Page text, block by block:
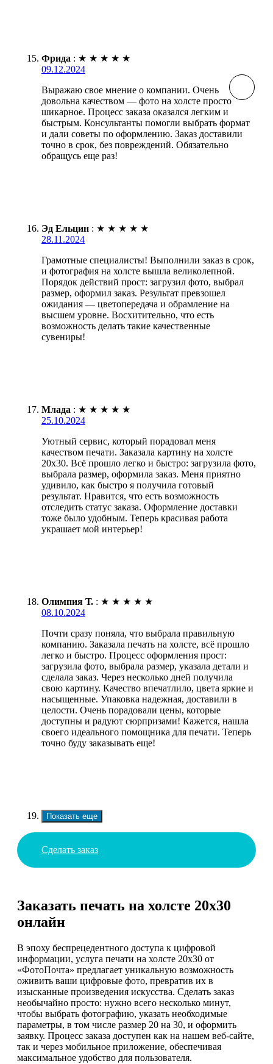
Фрида : ★ ★ ★ ★ ★
09.12.2024
Выражаю свое мнение о компании. Очень
довольна качеством — фото на холсте просто
шикарное. Процесс заказа оказался легким и
быстрым. Консультанты помогли выбрать формат
и дали советы по оформлению. Заказ доставили
точно в срок, без повреждений. Обязательно
обращусь еще раз!
Эд Ельцин : ★ ★ ★ ★ ★
28.11.2024
Грамотные специалисты! Выполнили заказ в срок,
и фотография на холсте вышла великолепной.
Порядок действий прост: загрузил фото, выбрал
размер, оформил заказ. Результат превзошел
ожидания — цветопередача и обрамление на
высшем уровне. Восхитительно, что есть
возможность делать такие качественные
сувениры!
Млада : ★ ★ ★ ★ ★
25.10.2024
Уютный сервис, который порадовал меня
качеством печати. Заказала картину на холсте
20х30. Всё прошло легко и быстро: загрузила фото,
выбрала размер, оформила заказ. Меня приятно
удивило, как быстро я получила готовый
результат. Нравится, что есть возможность
отследить статус заказа. Оформление доставки
тоже было удобным. Теперь красивая работа
украшает мой интерьер!
Олимпия Т. : ★ ★ ★ ★ ★
08.10.2024
Почти сразу поняла, что выбрала правильную
компанию. Заказала печать на холсте, всё прошло
легко и быстро. Процесс оформления прост:
загрузила фото, выбрала размер, указала детали и
сделала заказ. Через несколько дней получила
свою картину. Качество впечатлило, цвета яркие и
насыщенные. Упаковка надежная, доставили в
целости. Очень порадовали цены, которые
доступны и радуют сюрпризами! Кажется, нашла
своего идеального помощника для печати. Теперь
точно буду заказывать еще!
Показать еще
Сделать заказ
Заказать печать на холсте 20х30
онлайн
В эпоху беспрецедентного доступа к цифровой
информации, услуга печати на холсте 20х30 от
«ФотоПочта» предлагает уникальную возможность
оживить ваши цифровые фото, превратив их в
изысканные произведения искусства. Сделать заказ
необычайно просто: нужно всего несколько минут,
чтобы выбрать фотографию, указать необходимые
параметры, в том числе размер 20 на 30, и оформить
заявку. Процесс заказа доступен как на нашем веб-сайте,
так и через мобильное приложение, обеспечивая
максимальное удобство для пользователя.